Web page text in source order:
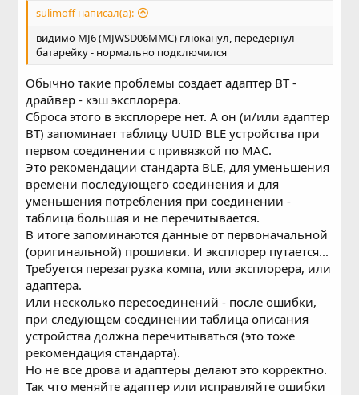
sulimoff написал(а):
видимо MJ6 (MJWSD06MMC) глюканул, передернул
батарейку - нормально подключился
Обычно такие проблемы создает адаптер BT -
драйвер - кэш эксплорера.
Сброса этого в эксплорере нет. А он (и/или адаптер
BT) запоминает таблицу UUID BLE устройства при
первом соединении с привязкой по MAC.
Это рекомендации стандарта BLE, для уменьшения
времени последующего соединения и для
уменьшения потребления при соединении -
таблица большая и не перечитывается.
В итоге запоминаются данные от первоначальной
(оригинальной) прошивки. И эксплорер путается...
Требуется перезагрузка компа, или эксплорера, или
адаптера.
Или несколько пересоединений - после ошибки,
при следующем соединении таблица описания
устройства должна перечитываться (это тоже
рекомендация стандарта).
Но не все дрова и адаптеры делают это корректно.
Так что меняйте адаптер или исправляйте ошибки